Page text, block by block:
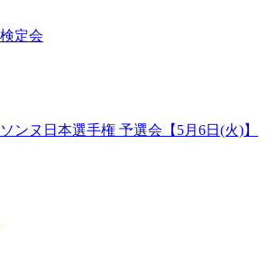
定会
ンヌ日本選手権 予選会【5月6日(火)】